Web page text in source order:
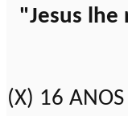
"Jesus lhe
(X) 16